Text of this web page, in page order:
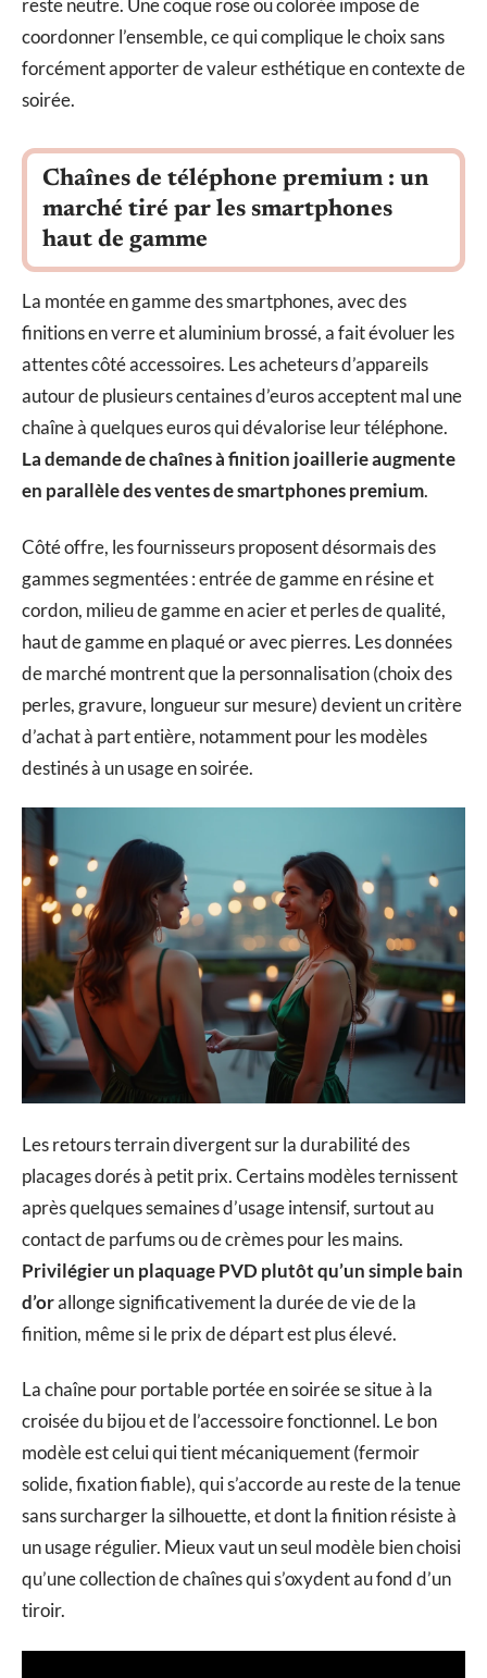
reste neutre. Une coque rose ou colorée impose de
coordonner l’ensemble, ce qui complique le choix sans
forcément apporter de valeur esthétique en contexte de
soirée.
Chaînes de téléphone premium : un
marché tiré par les smartphones
haut de gamme
La montée en gamme des smartphones, avec des
finitions en verre et aluminium brossé, a fait évoluer les
attentes côté accessoires. Les acheteurs d’appareils
autour de plusieurs centaines d’euros acceptent mal une
chaîne à quelques euros qui dévalorise leur téléphone.
La demande de chaînes à finition joaillerie augmente
en parallèle des ventes de smartphones premium.
Côté offre, les fournisseurs proposent désormais des
gammes segmentées : entrée de gamme en résine et
cordon, milieu de gamme en acier et perles de qualité,
haut de gamme en plaqué or avec pierres. Les données
de marché montrent que la personnalisation (choix des
perles, gravure, longueur sur mesure) devient un critère
d’achat à part entière, notamment pour les modèles
destinés à un usage en soirée.
Les retours terrain divergent sur la durabilité des
placages dorés à petit prix. Certains modèles ternissent
après quelques semaines d’usage intensif, surtout au
contact de parfums ou de crèmes pour les mains.
Privilégier un plaquage PVD plutôt qu’un simple bain
d’orallonge significativement la durée de vie de la
finition, même si le prix de départ est plus élevé.
La chaîne pour portable portée en soirée se situe à la
croisée du bijou et de l’accessoire fonctionnel. Le bon
modèle est celui qui tient mécaniquement (fermoir
solide, fixation fiable), qui s’accorde au reste de la tenue
sans surcharger la silhouette, et dont la finition résiste à
un usage régulier. Mieux vaut un seul modèle bien choisi
qu’une collection de chaînes qui s’oxydent au fond d’un
tiroir.